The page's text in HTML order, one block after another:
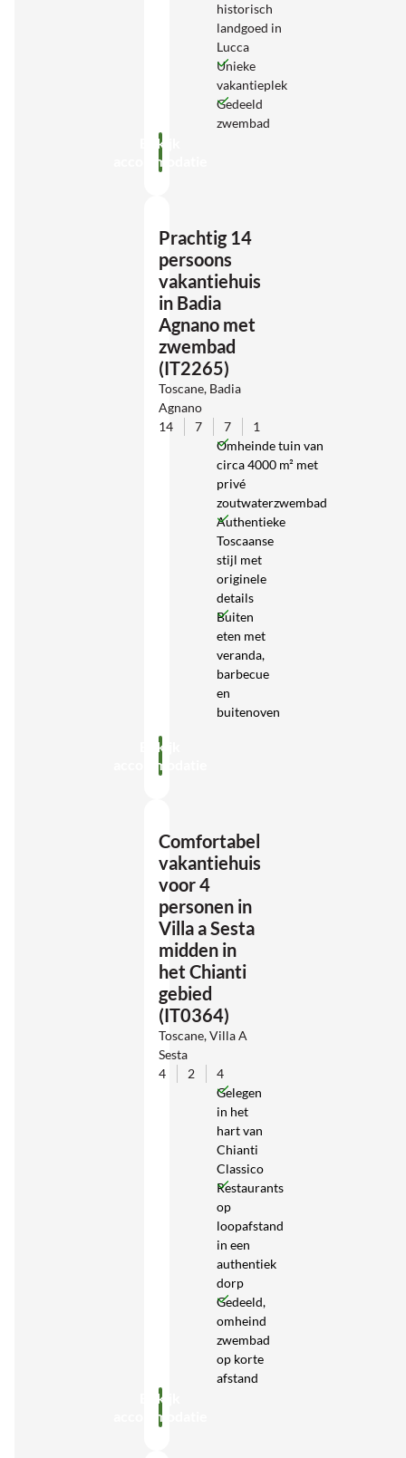
historisch
landgoed in
Lucca
Unieke
vakantieplek
Gedeeld
zwembad
Bekijk
accommodatie
Prachtig 14
persoons
vakantiehuis
in Badia
Agnano met
zwembad
(IT2265)
Toscane, Badia
Agnano
14
7 7
1
Omheinde tuin van
circa 4000 m² met
privé
zoutwaterzwembad
Authentieke
Toscaanse
stijl met
originele
details
Buiten
eten met
veranda,
barbecue
en
buitenoven
Bekijk
accommodatie
Comfortabel
vakantiehuis
voor 4
personen in
Villa a Sesta
midden in
het Chianti
gebied
(IT0364)
Toscane, Villa A
Sesta
4
2
4
Gelegen
in het
hart van
Chianti
Classico
Restaurants
op
loopafstand
in een
authentiek
dorp
Gedeeld,
omheind
zwembad
op korte
afstand
Bekijk
accommodatie